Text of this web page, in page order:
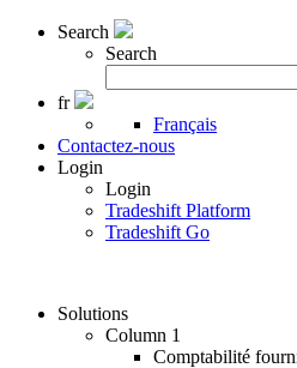
Search
Search
:
fr
Français
Contactez-nous
Login
Login
Tradeshift Platform
Tradeshift Go
Solutions
Column 1
Comptabilité